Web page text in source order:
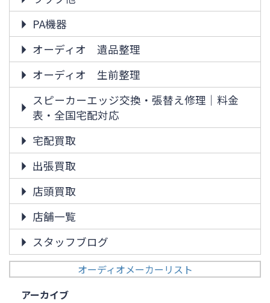
PA機器
オーディオ 遺品整理
オーディオ 生前整理
スピーカーエッジ交換・張替え修理｜料金
表・全国宅配対応
宅配買取
出張買取
店頭買取
店舗一覧
スタッフブログ
オーディオメーカーリスト
アーカイブ